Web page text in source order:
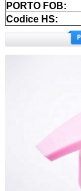
PORTO FOB:
Codice HS: